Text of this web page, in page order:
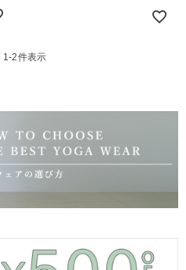
1-2件表示